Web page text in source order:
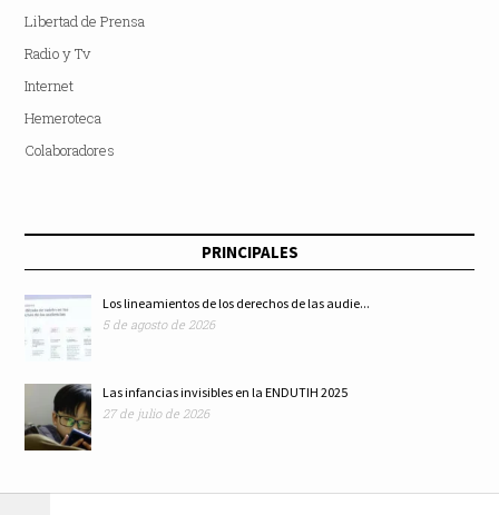
Libertad de Prensa
Radio y Tv
Internet
Hemeroteca
Colaboradores
PRINCIPALES
Los lineamientos de los derechos de las audie...
5 de agosto de 2026
Las infancias invisibles en la ENDUTIH 2025
27 de julio de 2026